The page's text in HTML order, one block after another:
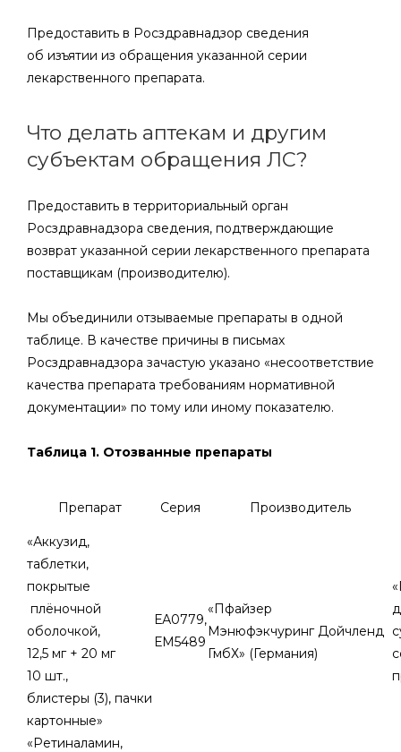
Предоставить в Росздравнадзор сведения
об изъятии из обращения указанной серии
лекарственного препарата.
Что делать аптекам и другим
субъектам обращения ЛС?
Предоставить в территориальный орган
Росздравнадзора сведения, подтверждающие
возврат указанной серии лекарственного препарата
поставщикам (производителю).
Мы объединили отзываемые препараты в одной
таблице. В качестве причины в письмах
Росздравнадзора зачастую указано «несоответствие
качества препарата требованиям нормативной
документации» по тому или иному показателю.
Таблица 1. Отозванные препараты
Препарат Серия Производитель
«Аккузид,
таблетки,
покрытые
плёночной
оболочкой,
12,5 мг + 20 мг
10 шт.,
блистеры (3), пачки
картонные»
ЕА0779,
ЕМ5489
«Пфайзер
Мэнюфэкчуринг Дойчленд
ГмбХ» (Германия)
«Ретиналамин,